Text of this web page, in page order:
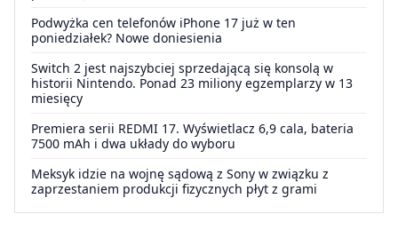
Podwyżka cen telefonów iPhone 17 już w ten
poniedziałek? Nowe doniesienia
Switch 2 jest najszybciej sprzedającą się konsolą w
historii Nintendo. Ponad 23 miliony egzemplarzy w 13
miesięcy
Premiera serii REDMI 17. Wyświetlacz 6,9 cala, bateria
7500 mAh i dwa układy do wyboru
Meksyk idzie na wojnę sądową z Sony w związku z
zaprzestaniem produkcji fizycznych płyt z grami